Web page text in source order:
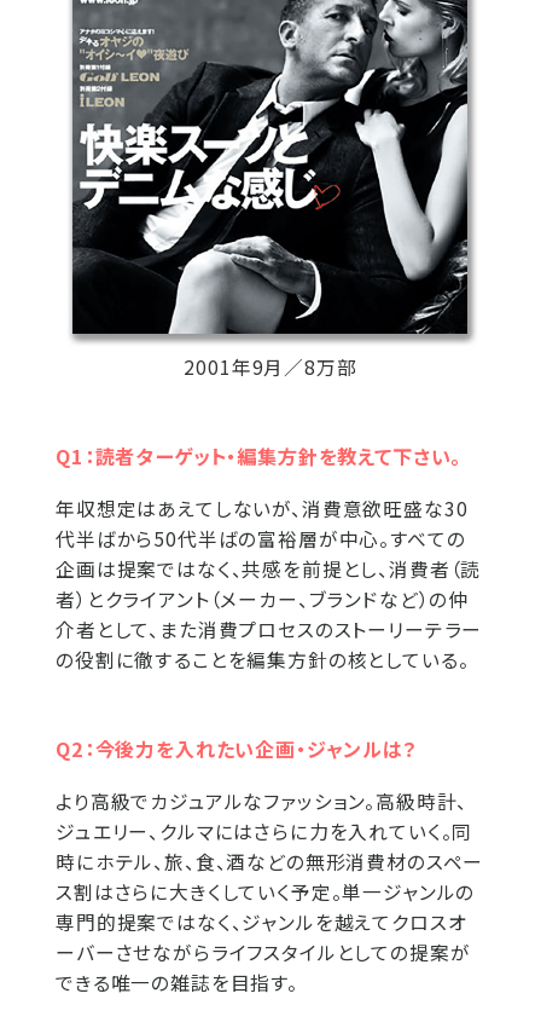
2001年9月／8万部
Q1：読者ターゲット・編集方針を教えて下さい。
年収想定はあえてしないが、消費意欲旺盛な30
代半ばから50代半ばの富裕層が中心。すべての
企画は提案ではなく、共感を前提とし、消費者（読
者）とクライアント（メーカー、ブランドなど）の仲
介者として、また消費プロセスのストーリーテラー
の役割に徹することを編集方針の核としている。
Q2：今後力を入れたい企画・ジャンルは？
より高級でカジュアルなファッション。高級時計、
ジュエリー、クルマにはさらに力を入れていく。同
時にホテル、旅、食、酒などの無形消費材のスペー
ス割はさらに大きくしていく予定。単一ジャンルの
専門的提案ではなく、ジャンルを越えてクロスオ
ーバーさせながらライフスタイルとしての提案が
できる唯一の雑誌を目指す。